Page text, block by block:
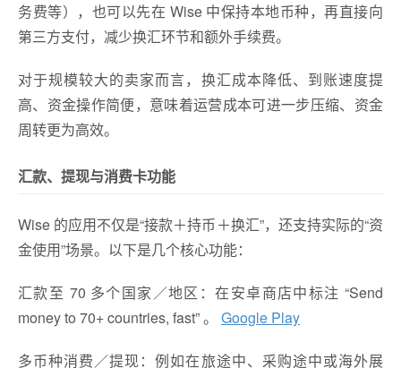
务费等），也可以先在 Wise 中保持本地币种，再直接向
第三方支付，减少换汇环节和额外手续费。
对于规模较大的卖家而言，换汇成本降低、到账速度提
高、资金操作简便，意味着运营成本可进一步压缩、资金
周转更为高效。
汇款、提现与消费卡功能
Wise 的应用不仅是“接款＋持币＋换汇”，还支持实际的“资
金使用”场景。以下是几个核心功能：
汇款至 70 多个国家／地区：在安卓商店中标注 “Send
money to 70+ countries, fast” 。 Google Play
多币种消费／提现：例如在旅途中、采购途中或海外展